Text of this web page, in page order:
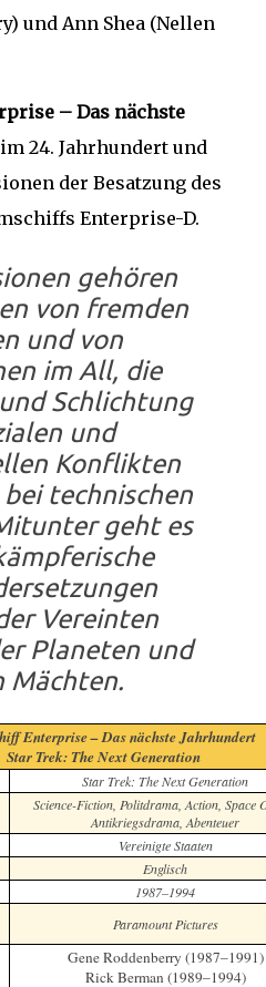
und Ann Shea (Nellen
– Das nächste
24. Jahrhundert und
der Besatzung des
Enterprise-D.
gehören
von fremden
und von
im All, die
Schlichtung
und
Konflikten
technischen
geht es
Vereinten
Planeten und
Mächten.
Enterprise – Das nächste Jahrhundert
Star Trek: The Next Generation
Star Trek: The Next Generation
Science-Fiction, Politdrama, Action, Space
Antikriegsdrama, Abenteuer
Vereinigte Staaten
Englisch
1987–1994
Paramount Pictures
Gene Roddenberry (1987–1991)
Rick Berman (1989–1994)